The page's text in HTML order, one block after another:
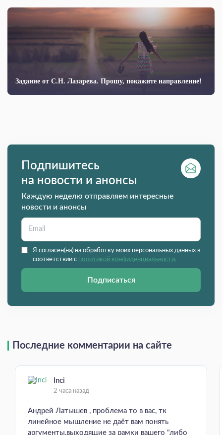
Задание от С.Н. Лазарева. Прошу, покажите направление!
Подпишитесь
на новости и анонсы
Каждую неделю отправляем интересные
новости и анонсы
Я согласен(на) на обработку моих персональных данных в
соответствии с политикой конфиденциальности.
Подписаться
Последние комментарии на сайте
Inci
2 часа назад
Андрей Латышев , проблема то в вас, тк
линейное мышление не даёт вам понять
аргументы,выходящие за рамки вашего "либо